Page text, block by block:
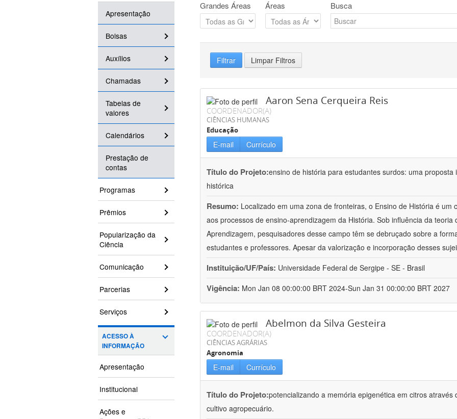
Apresentação
Bolsas
Auxílios
Chamadas
Tabelas de
valores
Calendários
Prestação de
contas
Programas
Prêmios
Popularização da
Ciência
Comunicação
Parcerias
Serviços
ACESSO À
INFORMAÇÃO
Apresentação
Institucional
Ações e
Grandes Áreas Áreas Busca
Filtrar Limpar Filtros
Aaron Sena Cerqueira Reis
COORDENADOR(A)
CIÊNCIAS HUMANAS
Educação
E-mail Currículo
Título do Projeto:ensino de história para estudantes surdos: uma
histórica
Resumo: Localizado em uma zona de fronteiras, o Ensino de História é um
aos processos de ensino-aprendizagem da História. Sob influência da
Aprendizagem, pesquisadores desse campo têm se debruçado sobre a
estudantes e professores. Apesar da valorização e incorporação desses sujei
Instituição/UF/País: Universidade Federal de Sergipe - SE - Brasil
Vigência: Mon Jan 08 00:00:00 BRT 2024-Sun Jan 31 00:00:00 BRT 2027
Abelmon da Silva Gesteira
COORDENADOR(A)
CIÊNCIAS AGRÁRIAS
Agronomia
E-mail Currículo
Título do Projeto:potencializando a memória epigenética em citros
cultivo agropecuário.